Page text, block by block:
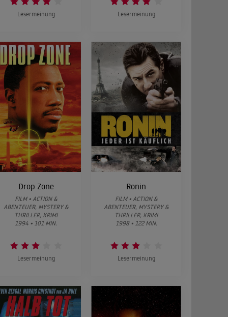
Lesermeinung Lesermeinung
Drop Zone
FILM • ACTION &
ABENTEUER, MYSTERY &
THRILLER, KRIMI
1994 • 101 MIN.
Lesermeinung
Ronin
FILM • ACTION &
ABENTEUER, MYSTERY &
THRILLER, KRIMI
1998 • 122 MIN.
Lesermeinung